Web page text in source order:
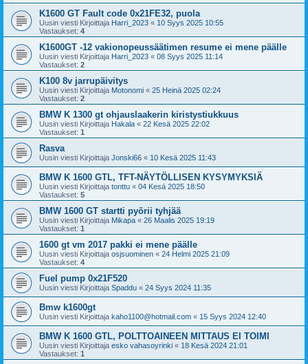
K1600 GT Fault code 0x21FE32, puola
Uusin viesti Kirjoittaja Harri_2023 « 10 Syys 2025 10:55
Vastaukset: 4
K1600GT -12 vakionopeussäätimen resume ei mene päälle
Uusin viesti Kirjoittaja Harri_2023 « 08 Syys 2025 11:14
Vastaukset: 2
K100 8v jarrupäivitys
Uusin viesti Kirjoittaja Motonomi « 25 Heinä 2025 02:24
Vastaukset: 2
BMW K 1300 gt ohjauslaakerin kiristystiukkuus
Uusin viesti Kirjoittaja Hakala « 22 Kesä 2025 22:02
Vastaukset: 1
Rasva
Uusin viesti Kirjoittaja Jonski66 « 10 Kesä 2025 11:43
BMW K 1600 GTL, TFT-NÄYTÖLLISEN KYSYMYKSIÄ
Uusin viesti Kirjoittaja tonttu « 04 Kesä 2025 18:50
Vastaukset: 5
BMW 1600 GT startti pyörii tyhjää
Uusin viesti Kirjoittaja Mikapa « 26 Maalis 2025 19:19
Vastaukset: 1
1600 gt vm 2017 pakki ei mene päälle
Uusin viesti Kirjoittaja osjsuominen « 24 Helmi 2025 21:09
Vastaukset: 4
Fuel pump 0x21F520
Uusin viesti Kirjoittaja Spaddu « 24 Syys 2024 11:35
Bmw k1600gt
Uusin viesti Kirjoittaja kaho1100@hotmail.com « 15 Syys 2024 12:40
BMW K 1600 GTL, POLTTOAINEEN MITTAUS EI TOIMI
Uusin viesti Kirjoittaja esko vahasoyrinki « 18 Kesä 2024 21:01
Vastaukset: 1